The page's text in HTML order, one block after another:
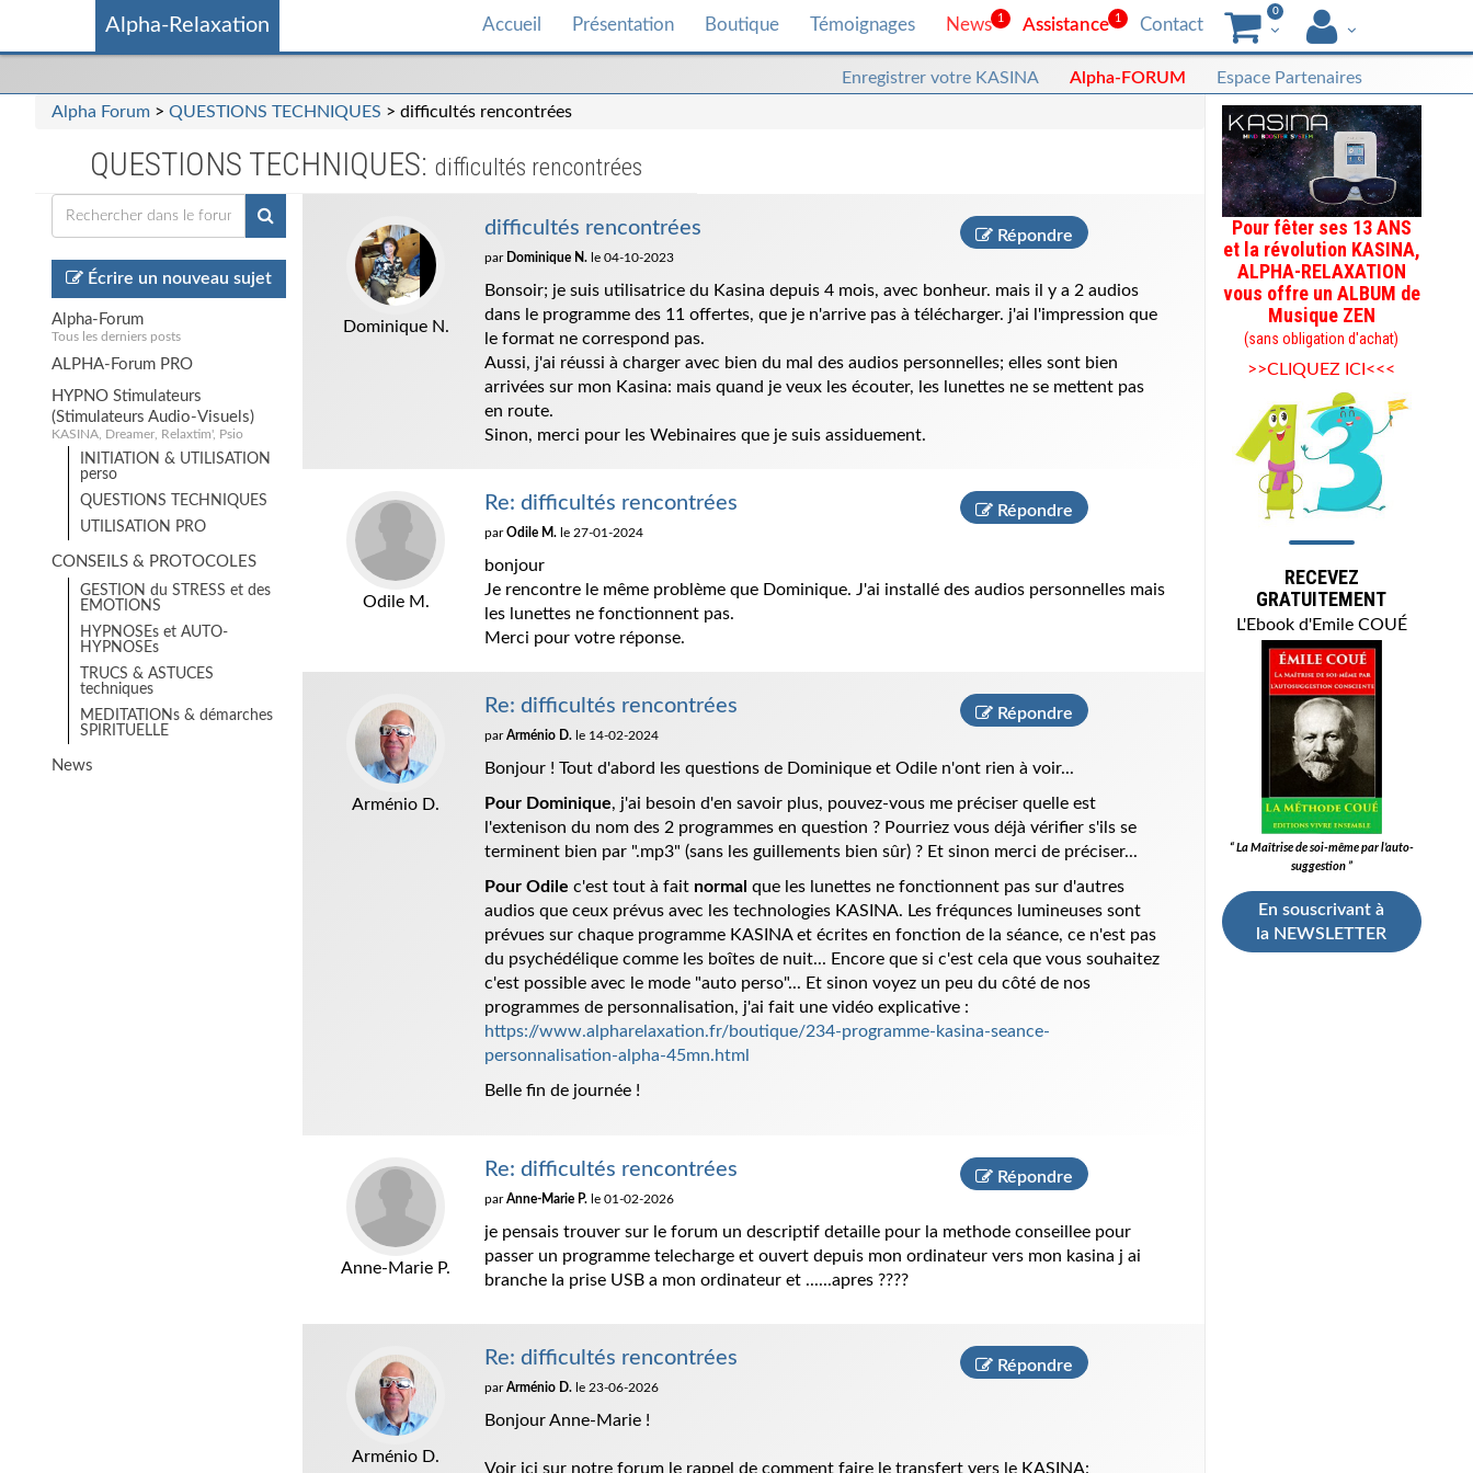
Alpha-Relaxation
0
Accueil Présentation Boutique Témoignages 1
News 1
Assistance
Enregistrer
votre
Enregistrer votre KASINA Alpha-FORUM Espace Partenaires
Contact
Alpha Forum > QUESTIONS TECHNIQUES > difficultés rencontrées
QUESTIONS TECHNIQUES: difficultés rencontrées
Écrire un nouveau sujet
Alpha-Forum
Tous les derniers posts
ALPHA-Forum PRO
HYPNO Stimulateurs
(Stimulateurs Audio-Visuels)
KASINA, Dreamer, Relaxtim', Psio
INITIATION & UTILISATION
perso
QUESTIONS TECHNIQUES
UTILISATION PRO
CONSEILS & PROTOCOLES
GESTION du STRESS et des
EMOTIONS
HYPNOSEs et AUTO-
HYPNOSEs
TRUCS & ASTUCES
techniques
MEDITATIONs & démarches
SPIRITUELLE
News
Dominique N.
difficultés rencontrées Répondre
par Dominique N. le 04-10-2023
Bonsoir; je suis utilisatrice du Kasina depuis 4 mois, avec bonheur. mais il y a 2 audios
dans le programme des 11 offertes, que je n'arrive pas à télécharger. j'ai l'impression que
le format ne correspond pas.
Aussi, j'ai réussi à charger avec bien du mal des audios personnelles; elles sont bien
arrivées sur mon Kasina: mais quand je veux les écouter, les lunettes ne se mettent pas
en route.
Sinon, merci pour les Webinaires que je suis assiduement.
Odile M.
Re: difficultés rencontrées Répondre
parOdile M. le 27-01-2024
bonjour
Je rencontre le même problème que Dominique. J'ai installé des audios personnelles mais
les lunettes ne fonctionnent pas.
Merci pour votre réponse.
Arménio D.
Re: difficultés rencontrées Répondre
parArménio D. le 14-02-2024
Bonjour ! Tout d'abord les questions de Dominique et Odile n'ont rien à voir...
Pour Dominique, j'ai besoin d'en savoir plus, pouvez-vous me préciser quelle est
l'extenison du nom des 2 programmes en question ? Pourriez vous déjà vérifier s'ils se
terminent bien par ".mp3" (sans les guillements bien sûr) ? Et sinon merci de préciser...
Pour Odile c'est tout à fait normal que les lunettes ne fonctionnent pas sur d'autres
audios que ceux prévus avec les technologies KASINA. Les fréqunces lumineuses sont
prévues sur chaque programme KASINA et écrites en fonction de la séance, ce n'est pas
du psychédélique comme les boîtes de nuit... Encore que si c'est cela que vous souhaitez
c'est possible avec le mode "auto perso"... Et sinon voyez un peu du côté de nos
programmes de personnalisation, j'ai fait une vidéo explicative :
https://www.alpharelaxation.fr/boutique/234-programme-kasina-seance-
personnalisation-alpha-45mn.html
Belle fin de journée !
Anne-Marie P.
Re: difficultés rencontrées Répondre
parAnne-Marie P. le 01-02-2026
je pensais trouver sur le forum un descriptif detaille pour la methode conseillee pour
passer un programme telecharge et ouvert depuis mon ordinateur vers mon kasina j ai
branche la prise USB a mon ordinateur et ......apres ????
Arménio D.
Re: difficultés rencontrées Répondre
parArménio D. le 23-06-2026
Bonjour Anne-Marie !
Voir ici sur notre forum le rappel de comment faire le transfert vers le KASINA:
Pour fêter ses 13 ANS
et la révolution KASINA,
ALPHA-RELAXATION
vous offre un ALBUM de
Musique ZEN
(sans obligation d'achat)
>>CLIQUEZ ICI<<<
RECEVEZ
GRATUITEMENT
L'Ebook d'Emile COUÉ
“ La Maîtrise de soi-même par l’auto-
suggestion ”
En souscrivant à
la NEWSLETTER